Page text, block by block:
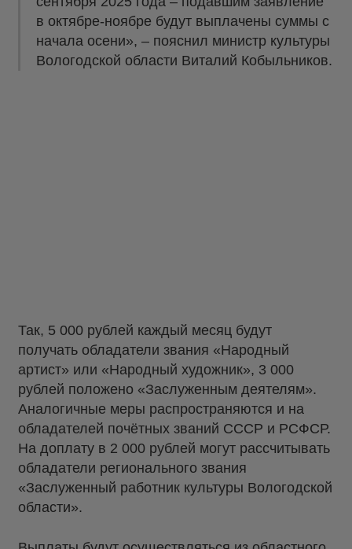
в октябре-ноябре будут выплачены суммы с
начала осени», – пояснил министр культуры
Вологодской области Виталий Кобыльников.
Так, 5 000 рублей каждый месяц будут
получать обладатели звания «Народный
артист» или «Народный художник», 3 000
рублей положено «Заслуженным деятелям».
Аналогичные меры распространяются и на
обладателей почётных званий СССР и РСФСР.
На доплату в 2 000 рублей могут рассчитывать
обладатели регионального звания
«Заслуженный работник культуры Вологодской
области».